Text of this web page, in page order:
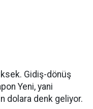
Gidiş-dönüş
Yeni, yani
dolara denk geliyor.